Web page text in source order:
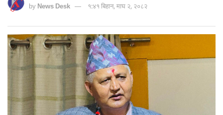
byNews Desk १:४१ बिहान, माघ २, २०८२